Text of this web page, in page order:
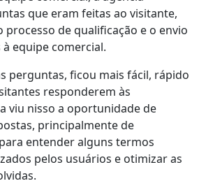
que eram feitas ao visitante,
de qualificação e o envio
equipe comercial.
perguntas, ficou mais fácil, rápido
responderem às
viu nisso a oportunidade de
principalmente de
entender alguns termos
pelos usuários e otimizar as